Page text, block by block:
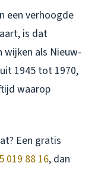
een verhoogde
is dat
als Nieuw-
1945 tot 1970,
waarop
Een gratis
019 88 16, dan